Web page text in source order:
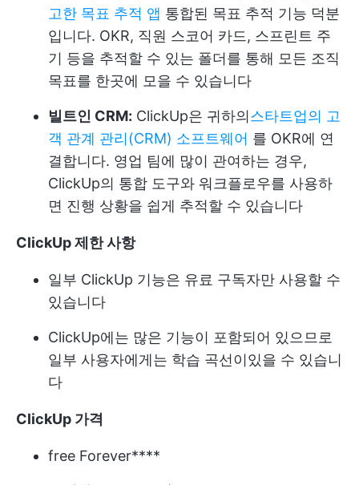
고한 목표 추적 앱 통합된 목표 추적 기능 덕분
입니다. OKR, 직원 스코어 카드, 스프린트 주
기 등을 추적할 수 있는 폴더를 통해 모든 조직
목표를 한곳에 모을 수 있습니다
빌트인 CRM: ClickUp은 귀하의스타트업의 고
객 관계 관리(CRM) 소프트웨어 를 OKR에 연
결합니다. 영업 팀에 많이 관여하는 경우,
ClickUp의 통합 도구와 워크플로우를 사용하
면 진행 상황을 쉽게 추적할 수 있습니다
ClickUp 제한 사항
일부 ClickUp 기능은 유료 구독자만 사용할 수
있습니다
ClickUp에는 많은 기능이 포함되어 있으므로
일부 사용자에게는 학습 곡선이있을 수 있습니
다
ClickUp 가격
free Forever****